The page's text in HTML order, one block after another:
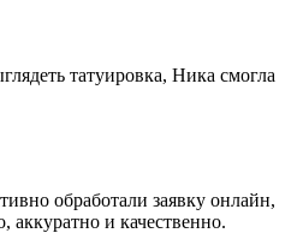
татуировка, Ника смогла
обработали заявку онлайн,
аккуратно и качественно.